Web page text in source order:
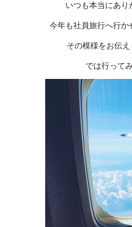
いつも本当にあり
今年も社員旅行へ行か
その模様をお伝
では行って